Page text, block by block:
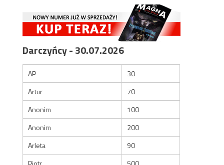
Darczyńcy - 30.07.2026
AP
30
Artur
70
Anonim
100
Anonim
200
Arleta
90